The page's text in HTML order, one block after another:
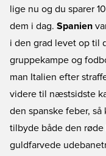
lige nu og du sparer
dem i dag. Spanien
i den grad levet op til
gruppekampe og
man Italien efter
videre til næstsidste
den spanske feber,
tilbyde både den
guldfarvede